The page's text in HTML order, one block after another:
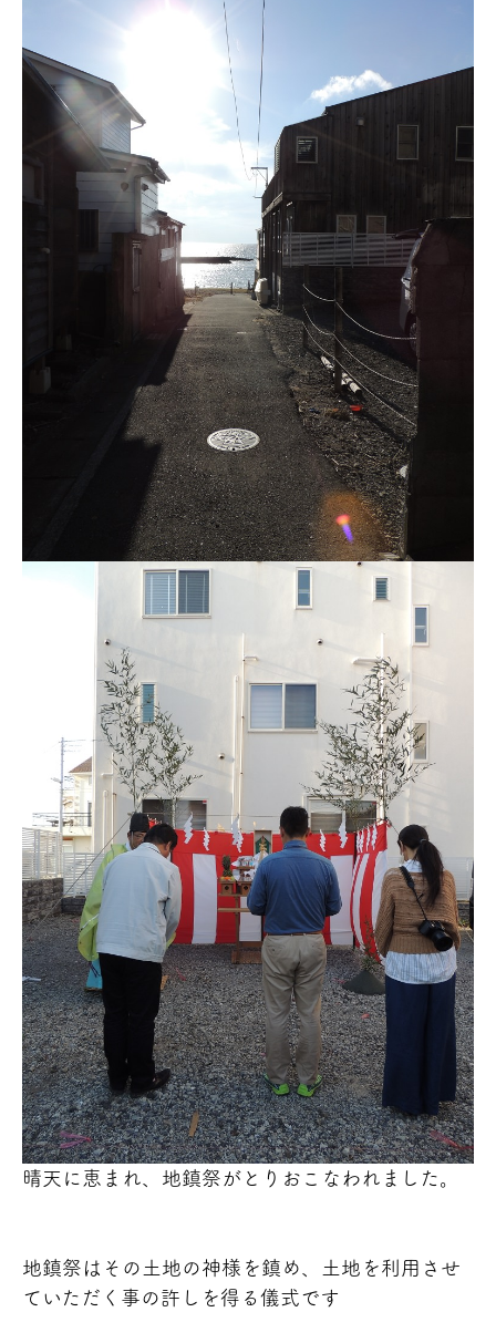
晴天に恵まれ、地鎮祭がとりおこなわれました。
地鎮祭はその土地の神様を鎮め、土地を利用させ
ていただく事の許しを得る儀式です